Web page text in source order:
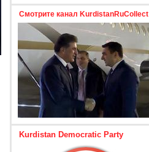
Смотрите канал KurdistanRuCollect
Kurdistan Democratic Party